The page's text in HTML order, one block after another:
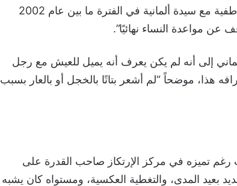
أضاف “كنت في البداية رجلًا عاديًا على علاقة عاطفية مع سيدة ألمانية في الفترة ما بين عام 2002
إلى أنه لم يكن يعرف أنه يميل للعيش مع رجل
هذا، موضحاً “لم أشعر بتاتًا بالخجل أو بالعار بسبب
تميزه في مركز الإرتكاز صاحب القدرة على
بعيد المدى، والتغطية العكسية، ومستواه كان يشبه